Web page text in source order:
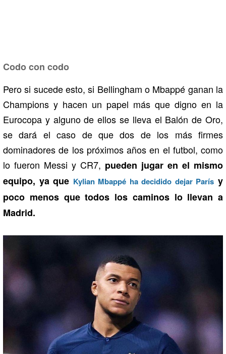
Codo con codo
Pero si sucede esto, si Bellingham o Mbappé ganan la
Champions y hacen un papel más que digno en la
Eurocopa y alguno de ellos se lleva el Balón de Oro,
se dará el caso de que dos de los más firmes
dominadores de los próximos años en el futbol, como
lo fueron Messi y CR7, pueden jugar en el mismo
equipo, ya que Kylian Mbappé ha decidido dejar París y
poco menos que todos los caminos lo llevan a
Madrid.